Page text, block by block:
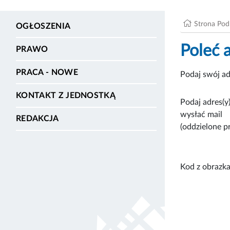
OGŁOSZENIA
PRAWO
PRACA - NOWE
KONTAKT Z JEDNOSTKĄ
REDAKCJA
Strona
Poleć
Podaj swój
Podaj
wysłać mail
(oddzielone
Kod z